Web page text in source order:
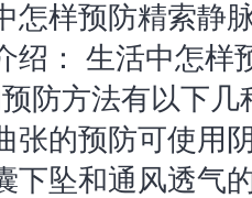
怎样预防精索静
绍： 生活中怎样
防方法有以下
张的预防可使用
下坠和通风透气